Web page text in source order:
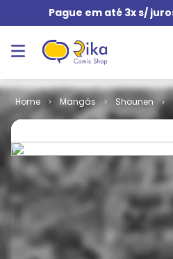
Pague em até 3x s/
Mangás Shounen